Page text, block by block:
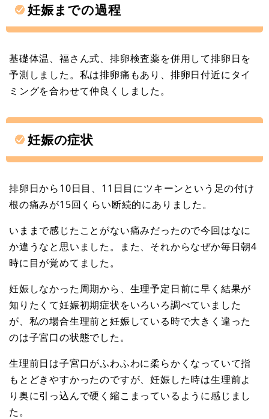
妊娠までの過程
基礎体温、福さん式、排卵検査薬を併用して排卵日を
予測しました。私は排卵痛もあり、排卵日付近にタイ
ミングを合わせて仲良くしました。
妊娠の症状
排卵日から10日目、11日目にツキーンという足の付け
根の痛みが15回くらい断続的にありました。
いままで感じたことがない痛みだったので今回はなに
か違うなと思いました。また、それからなぜか毎日朝4
時に目が覚めてました。
妊娠しなかった周期から、生理予定日前に早く結果が
知りたくて妊娠初期症状をいろいろ調べていました
が、私の場合生理前と妊娠している時で大きく違った
のは子宮口の状態でした。
生理前日は子宮口がふわふわに柔らかくなっていて指
もとどきやすかったのですが、妊娠した時は生理前よ
り奥に引っ込んで硬く縮こまっているように感じまし
た。